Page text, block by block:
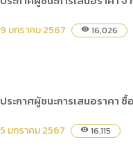
การเปิดเผยข้อ
การนำข้อมูลไปใ
9 มกราคม 2567 visibility 16,026
ประกาศผู้ชนะการเสนอราคา
5 มกราคม 2567 visibility 16,115